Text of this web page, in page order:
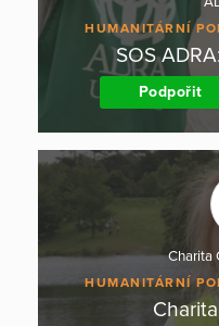
HUMANITÁRNÍ
SOS
Podpořit
Charita
HUMANITÁRNÍ